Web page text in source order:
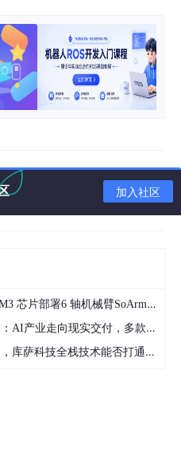
加入社区
6 轴机械臂SoArm101经验总结 第3篇
走向现实交付，多款创新产品亮相！
术能否打通城市服务机器人规模化之路？